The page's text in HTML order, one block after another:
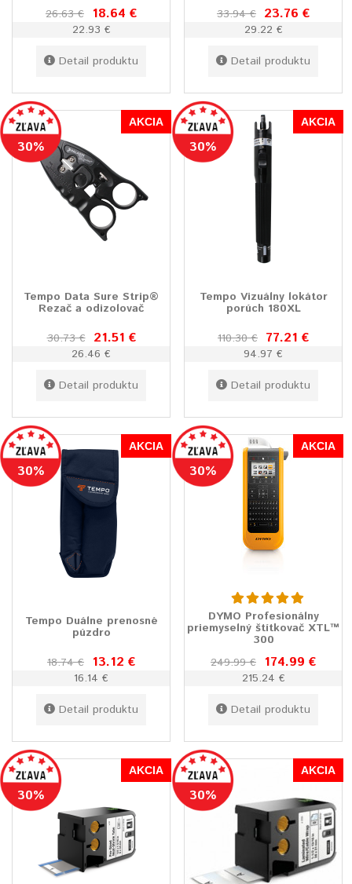
26.63 € 18.64 €
22.93 €
Detail produktu
33.94 € 23.76 €
29.22 €
Detail produktu
30%
AKCIA
Tempo Data Sure Strip®
Rezač a odizolovač
30.73 € 21.51 €
26.46 €
Detail produktu
30%
AKCIA
Tempo Vizuálny lokátor
porúch 180XL
110.30 € 77.21 €
94.97 €
Detail produktu
30%
AKCIA
Tempo Duálne prenosné
púzdro
18.74 € 13.12 €
16.14 €
Detail produktu
30%
AKCIA
DYMO Profesionálny
priemyselný štítkovač XTL™
300
249.99 € 174.99 €
215.24 €
Detail produktu
30%
AKCIA
30%
AKCIA